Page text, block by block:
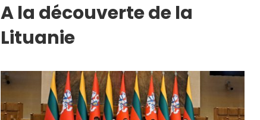
A la découverte de la
Lituanie